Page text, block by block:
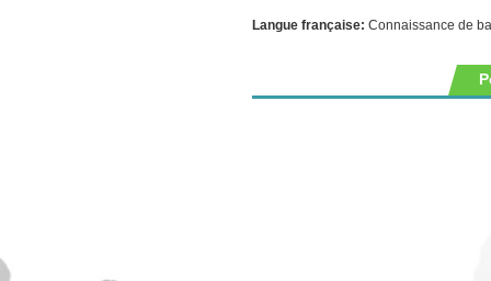
Langue française: Connaissance de